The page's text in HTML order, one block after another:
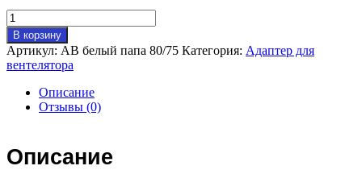
Количество
товара
Адаптер,
крепление
для
вентилятора
80х80.
Переход
75
трубу.
В корзину
Артикул: АВ белый папа 80/75 Категория: Адаптер для
вентелятора
Описание
Отзывы (0)
Описание